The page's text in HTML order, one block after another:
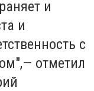
и
и
с
отметил